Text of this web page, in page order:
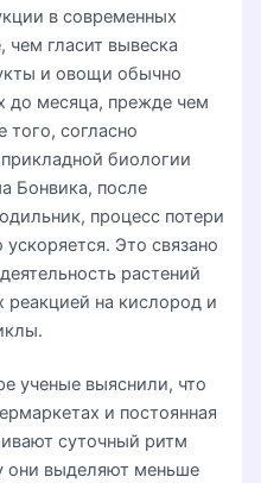
в современных
чем гласит вывеска
и овощи обычно
до месяца, прежде чем
того, согласно
биологии
Бонвика, после
процесс потери
Это связано
растений
реакцией на кислород и
ученые выяснили, что
и постоянная
суточный ритм
они выделяют меньше